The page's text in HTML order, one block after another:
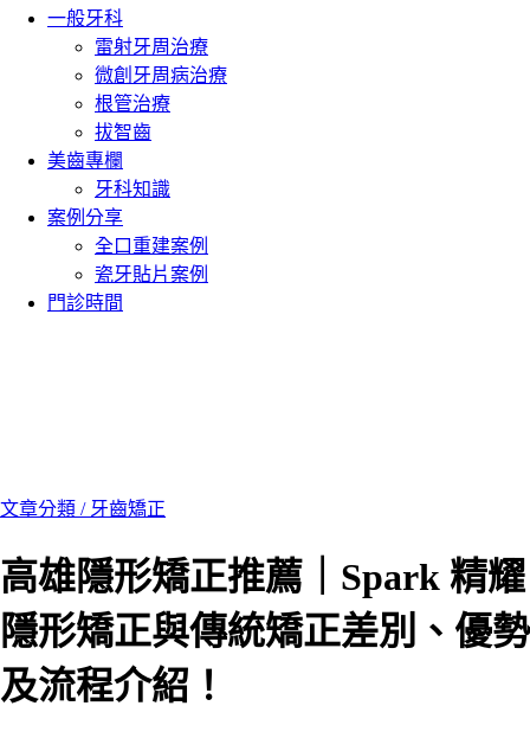
一般牙科
雷射牙周治療
微創牙周病治療
根管治療
拔智齒
美齒專欄
牙科知識
案例分享
全口重建案例
瓷牙貼片案例
門診時間
文章分類 / 牙齒矯正
高雄隱形矯正推薦｜Spark 精耀
隱形矯正與傳統矯正差別、優勢
及流程介紹！